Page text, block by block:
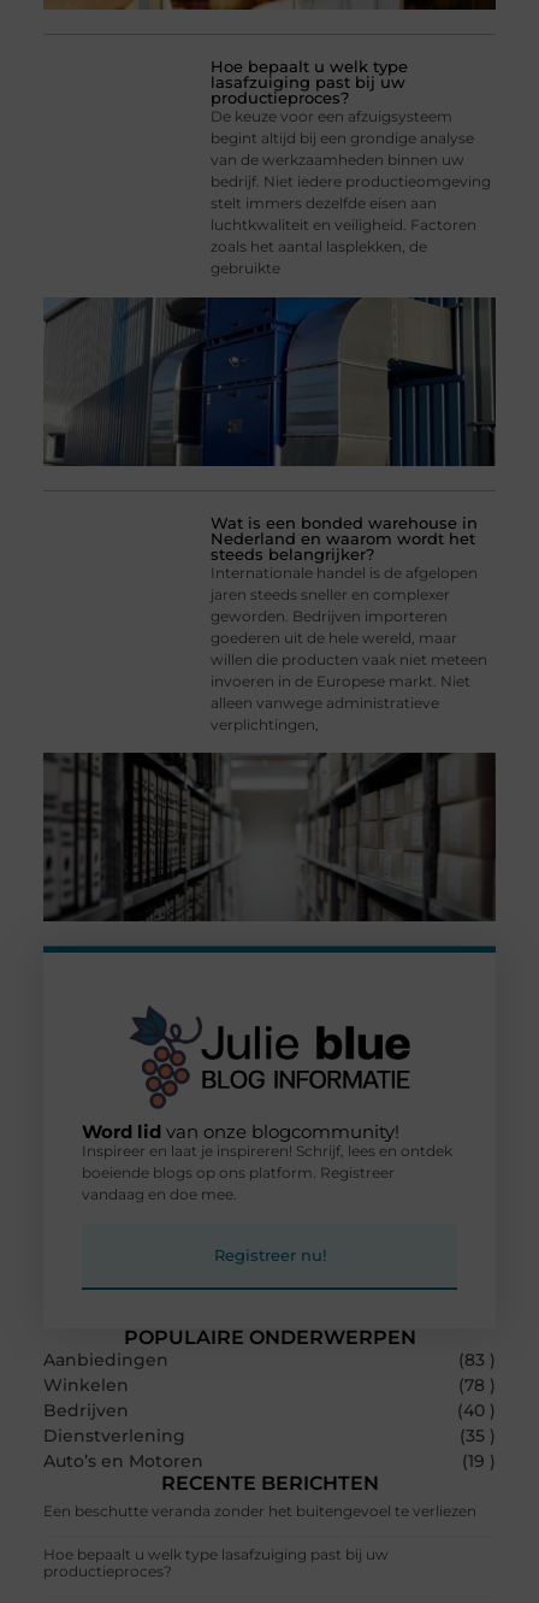
Hoe bepaalt u welk type
lasafzuiging past bij uw
productieproces?
De keuze voor een afzuigsysteem
begint altijd bij een grondige analyse
van de werkzaamheden binnen uw
bedrijf. Niet iedere productieomgeving
stelt immers dezelfde eisen aan
luchtkwaliteit en veiligheid. Factoren
zoals het aantal lasplekken, de
gebruikte
Wat is een bonded warehouse in
Nederland en waarom wordt het
steeds belangrijker?
Internationale handel is de afgelopen
jaren steeds sneller en complexer
geworden. Bedrijven importeren
goederen uit de hele wereld, maar
willen die producten vaak niet meteen
invoeren in de Europese markt. Niet
alleen vanwege administratieve
verplichtingen,
POPULAIRE ONDERWERPEN
Aanbiedingen
(83 )
Winkelen
(78 )
Bedrijven
(40 )
Dienstverlening
(35 )
Auto’s en Motoren
(19 )
RECENTE BERICHTEN
Een beschutte veranda zonder het buitengevoel te verliezen
Hoe bepaalt u welk type lasafzuiging past bij uw
productieproces?
Word lid van onze blogcommunity!
Inspireer en laat je inspireren! Schrijf, lees en ontdek
boeiende blogs op ons platform. Registreer
vandaag en doe mee.
Registreer nu!